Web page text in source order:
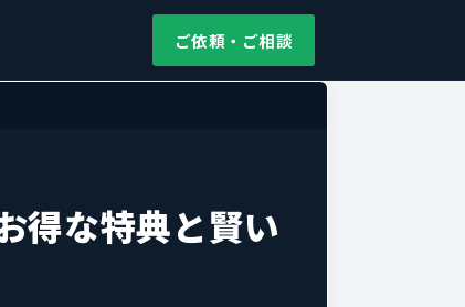
ご依頼・ご相談
得な特典と賢い